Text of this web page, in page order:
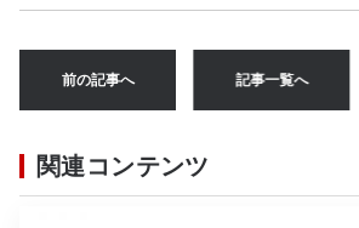
c
e
b
o
it
te
r
e
n
a
e ai
l
前の記事へ 記事一覧へ
関連コンテンツ